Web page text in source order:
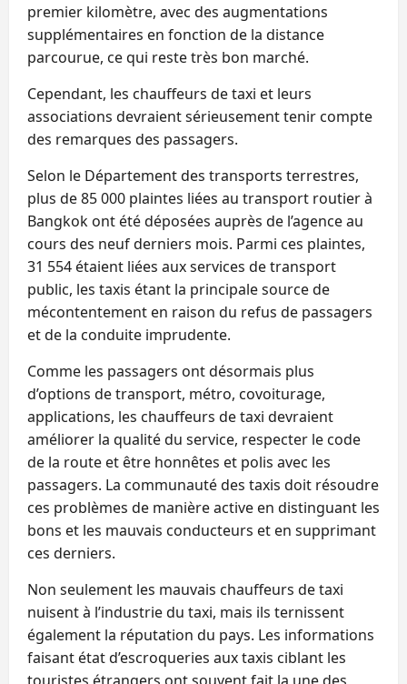
premier kilomètre, avec des augmentations
supplémentaires en fonction de la distance
parcourue, ce qui reste très bon marché.
Cependant, les chauffeurs de taxi et leurs
associations devraient sérieusement tenir compte
des remarques des passagers.
Selon le Département des transports terrestres,
plus de 85 000 plaintes liées au transport routier à
Bangkok ont été déposées auprès de l’agence au
cours des neuf derniers mois. Parmi ces plaintes,
31 554 étaient liées aux services de transport
public, les taxis étant la principale source de
mécontentement en raison du refus de passagers
et de la conduite imprudente.
Comme les passagers ont désormais plus
d’options de transport, métro, covoiturage,
applications, les chauffeurs de taxi devraient
améliorer la qualité du service, respecter le code
de la route et être honnêtes et polis avec les
passagers. La communauté des taxis doit résoudre
ces problèmes de manière active en distinguant les
bons et les mauvais conducteurs et en supprimant
ces derniers.
Non seulement les mauvais chauffeurs de taxi
nuisent à l’industrie du taxi, mais ils ternissent
également la réputation du pays. Les informations
faisant état d’escroqueries aux taxis ciblant les
touristes étrangers ont souvent fait la une des